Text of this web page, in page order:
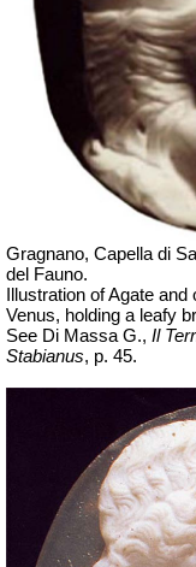
Gragnano, Capella di
del Fauno.
Illustration of Agate
Venus, holding a leafy
See Di Massa G., Il
Stabianus, p. 45.